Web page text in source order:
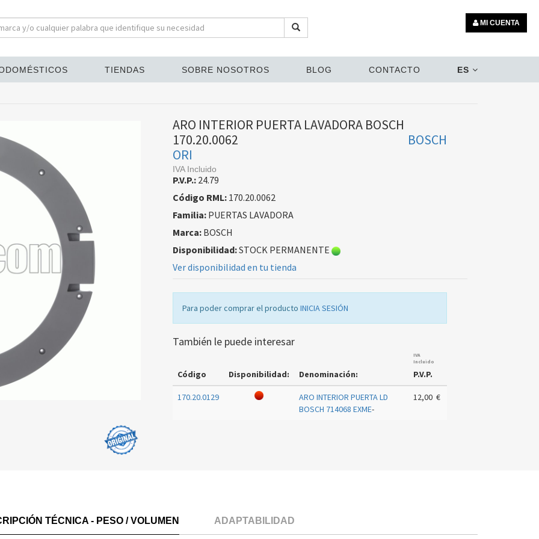
MI CUENTA
TIENDAS SOBRE NOSOTROS BLOG CONTACTO ES
ARO INTERIOR PUERTA LAVADORA BOSCH
170.20.0062
BOSCH
ORI
IVA Incluido
P.V.P.: 24.79
Código RML:170.20.0062
Familia:PUERTAS LAVADORA
Marca:BOSCH
Disponibilidad:STOCK PERMANENTE
Ver disponibilidad en tu tienda
Para poder comprar el producto INICIA SESIÓN
También le puede interesar
Código Disponibilidad: Denominación:
IVA
Incluido
P.V.P.
170.20.0129
ARO INTERIOR PUERTA LD
BOSCH 714068 EXME-
12,00 €
TÉCNICA - PESO / VOLUMEN ADAPTABILIDAD